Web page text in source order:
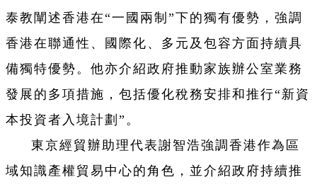
泰教闡述香港在“一國兩制”下的獨有優勢，強調
香港在聯通性、國際化、多元及包容方面持續具
備獨特優勢。他亦介紹政府推動家族辦公室業務
發展的多項措施，包括優化稅務安排和推行“新資
本投資者入境計劃”。
東京經貿辦助理代表謝智浩強調香港作為區
域知識產權貿易中心的角色，並介紹政府持續推